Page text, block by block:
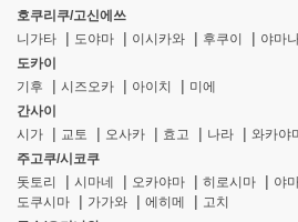
호쿠리쿠/고신에쓰
니가타
도야마 이시카와 후쿠이 야마
도카이
기후
시즈오카 아이치
미에
간사이
시가
교토 오사카 효고 나라
와카야
주고쿠/시코쿠
돗토리
시마네 오카야마 히로시마
야
도쿠시마
가가와 에히메
고치